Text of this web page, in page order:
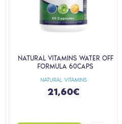
NATURAL VITAMINS
NATURAL VITAMINS WATER OFF
FORMULA 60CAPS
21,60€